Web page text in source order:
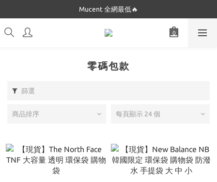
Dickies 最低$280起🔥
Mucent 全網最低🔥
Dickies 最低$280起🔥
零碼包款
篩選
商品排序 每頁顯示 24 個